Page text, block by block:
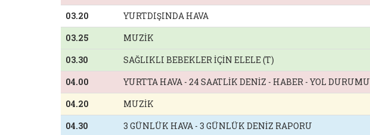
03.20
YURTDIŞINDA HAVA
03.25
MUZİK
03.30
SAĞLIKLI BEBEKLER İÇİN ELELE (T)
04.00
YURTTA HAVA - 24 SAATLİK DENİZ - HABER - YOL DURUMU
04.20
MUZİK
04.30
3 GÜNLÜK HAVA - 3 GÜNLÜK DENİZ RAPORU